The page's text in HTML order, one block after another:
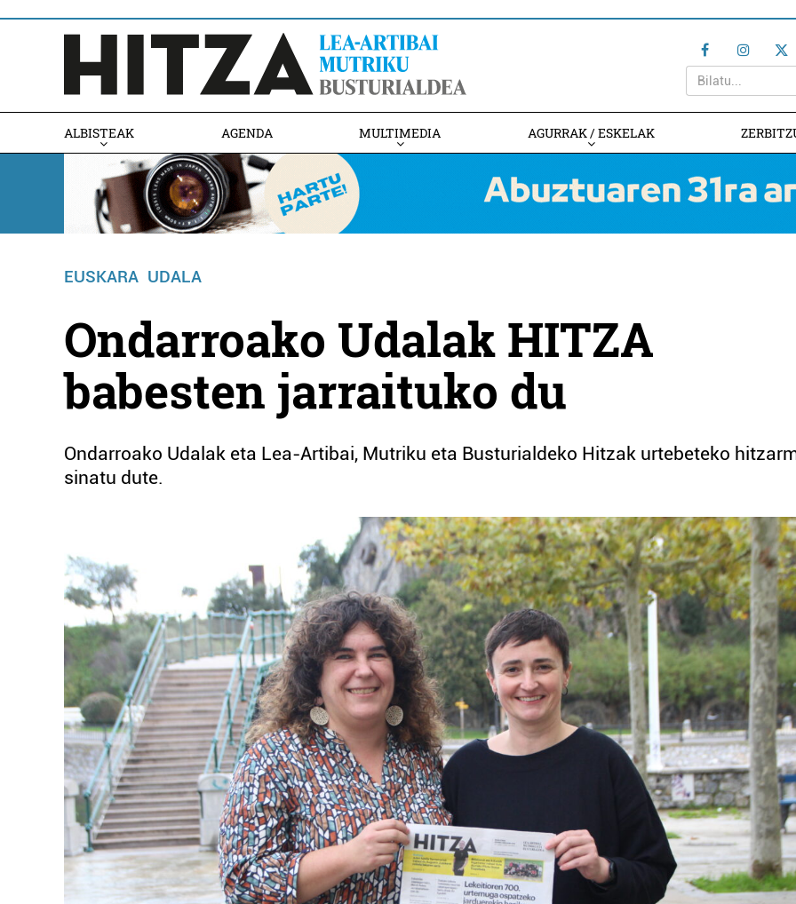
ALBISTEAK AGENDA MULTIMEDIA AGURRAK / ESKELAK
EUSKARA UDALA
Ondarroako Udalak HITZA
babesten jarraituko du
Ondarroako Udalak eta Lea-Artibai, Mutriku eta Busturialdeko Hitzak urtebeteko
sinatu dute.